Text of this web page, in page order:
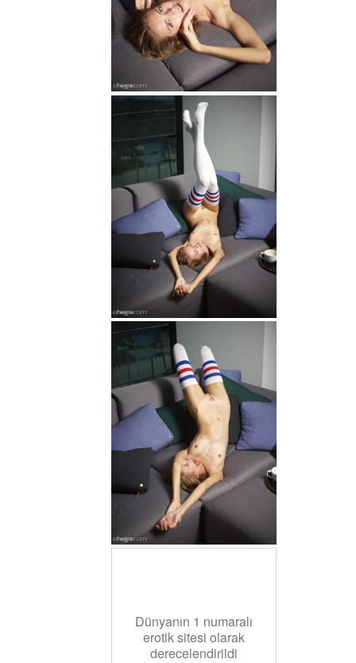
Dünyanın 1 numaralı
erotik sitesi olarak
derecelendirildi